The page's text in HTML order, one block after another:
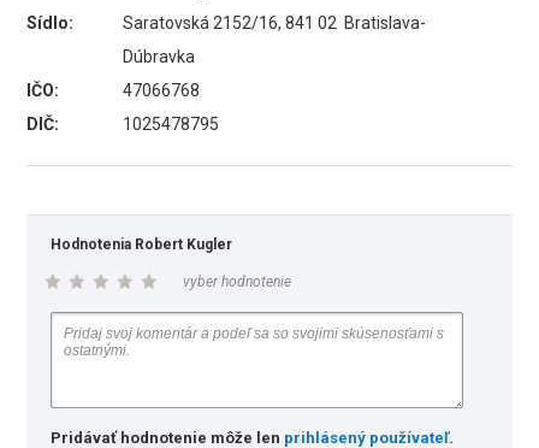
Sídlo:
Saratovská 2152/16, 841 02 Bratislava-
Dúbravka
IČO:
47066768
DIČ:
1025478795
Hodnotenia Robert Kugler
vyber hodnotenie
Pridávať hodnotenie môže len prihlásený používateľ.